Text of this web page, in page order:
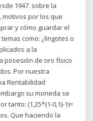
1947. sobre la
motivos por los que
y cómo guardar el
como: ¿lingotes o
a la
posesión de oro físico
Por nuestra
Rentabilidad
su moneda se
tanto: (1,25*(1-0,1)-1)=
Que haciendo la